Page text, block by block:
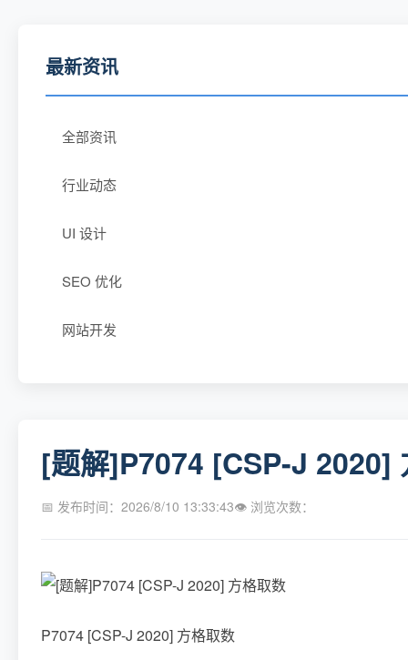
最新资讯
全部资讯
行业动态
UI 设计
SEO 优化
网站开发
[题解]P7074 [CSP-J 2020]
📅 发布时间：2026/8/10 13:33:43👁 浏览次数：
P7074 [CSP-J 2020] 方格取数